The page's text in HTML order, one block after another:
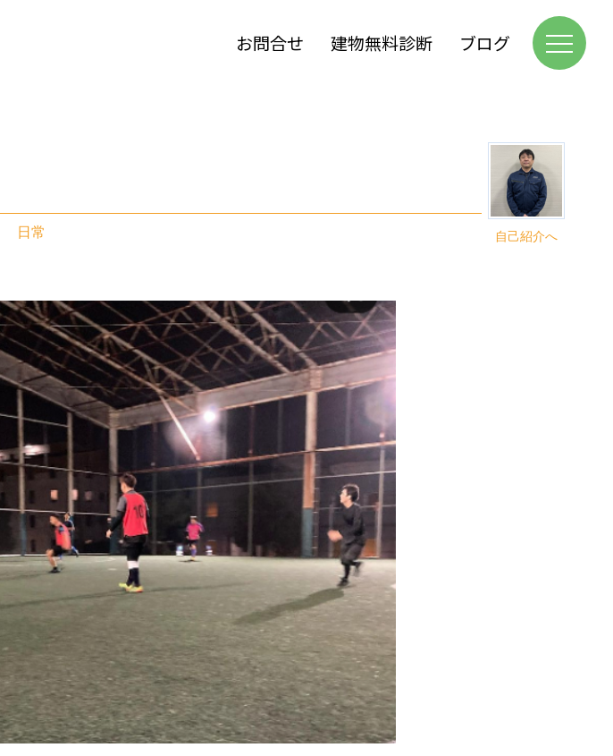
お問合せ 建物無料診断 ブログ
自己紹介へ
日常